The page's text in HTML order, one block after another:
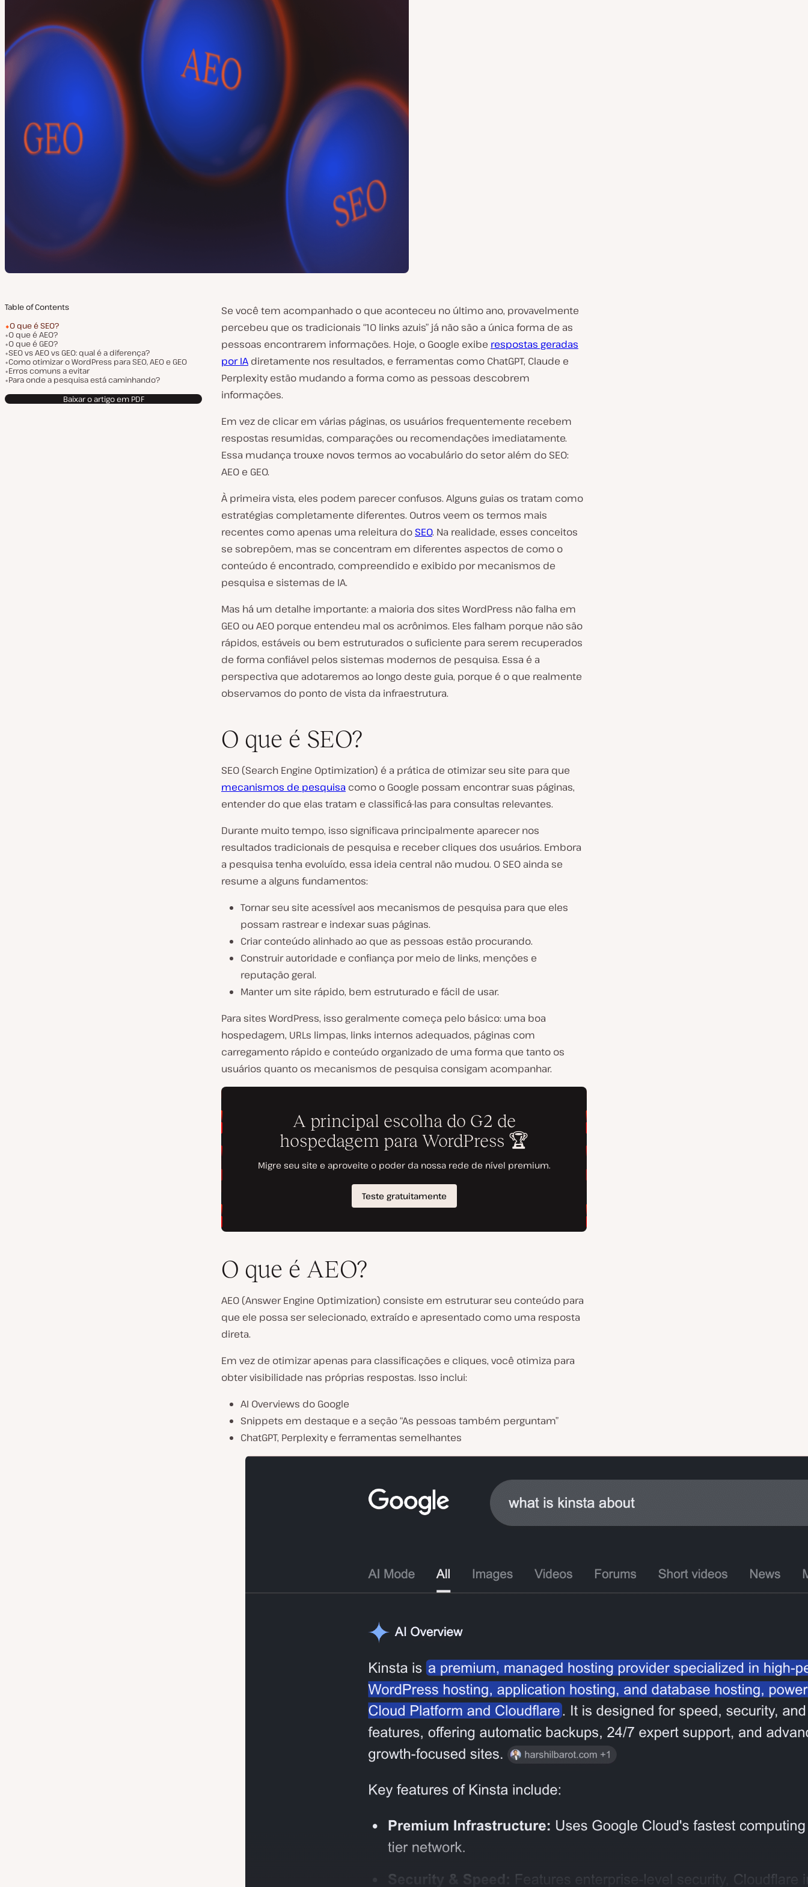
Table of Contents
O que é SEO?
O que é AEO?
O que é GEO?
SEO vs AEO vs GEO: qual é a diferença?
Como otimizar o WordPress para SEO, AEO e GEO
Erros comuns a evitar
Para onde a pesquisa está caminhando?
Baixar o artigo em PDF
Se você tem acompanhado o que aconteceu no último ano, provavelmente
percebeu que os tradicionais “10 links azuis” já não são a única forma de as
pessoas encontrarem informações. Hoje, o Google exibe respostas geradas
por IA diretamente nos resultados, e ferramentas como ChatGPT, Claude e
Perplexity estão mudando a forma como as pessoas descobrem
informações.
Em vez de clicar em várias páginas, os usuários frequentemente recebem
respostas resumidas, comparações ou recomendações imediatamente.
Essa mudança trouxe novos termos ao vocabulário do setor além do SEO:
AEO e GEO.
À primeira vista, eles podem parecer confusos. Alguns guias os tratam como
estratégias completamente diferentes. Outros veem os termos mais
recentes como apenas uma releitura do SEO. Na realidade, esses conceitos
se sobrepõem, mas se concentram em diferentes aspectos de como o
conteúdo é encontrado, compreendido e exibido por mecanismos de
pesquisa e sistemas de IA.
Mas há um detalhe importante: a maioria dos sites WordPress não falha em
GEO ou AEO porque entendeu mal os acrônimos. Eles falham porque não são
rápidos, estáveis ou bem estruturados o suficiente para serem recuperados
de forma confiável pelos sistemas modernos de pesquisa. Essa é a
perspectiva que adotaremos ao longo deste guia, porque é o que realmente
observamos do ponto de vista da infraestrutura.
O que é SEO?
SEO (Search Engine Optimization) é a prática de otimizar seu site para que
mecanismos de pesquisa como o Google possam encontrar suas páginas,
entender do que elas tratam e classificá-las para consultas relevantes.
Durante muito tempo, isso significava principalmente aparecer nos
resultados tradicionais de pesquisa e receber cliques dos usuários. Embora
a pesquisa tenha evoluído, essa ideia central não mudou. O SEO ainda se
resume a alguns fundamentos:
Tornar seu site acessível aos mecanismos de pesquisa para que eles
possam rastrear e indexar suas páginas.
Criar conteúdo alinhado ao que as pessoas estão procurando.
Construir autoridade e confiança por meio de links, menções e
reputação geral.
Manter um site rápido, bem estruturado e fácil de usar.
Para sites WordPress, isso geralmente começa pelo básico: uma boa
hospedagem, URLs limpas, links internos adequados, páginas com
carregamento rápido e conteúdo organizado de uma forma que tanto os
usuários quanto os mecanismos de pesquisa consigam acompanhar.
O que é AEO?
AEO (Answer Engine Optimization) consiste em estruturar seu conteúdo para
que ele possa ser selecionado, extraído e apresentado como uma resposta
direta.
Em vez de otimizar apenas para classificações e cliques, você otimiza para
obter visibilidade nas próprias respostas. Isso inclui:
AI Overviews do Google
Snippets em destaque e a seção “As pessoas também perguntam”
ChatGPT, Perplexity e ferramentas semelhantes